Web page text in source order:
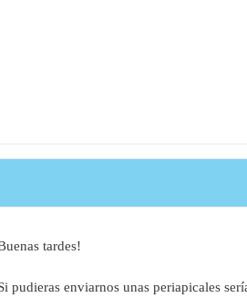
tardes!
pudieras enviarnos unas periapicales